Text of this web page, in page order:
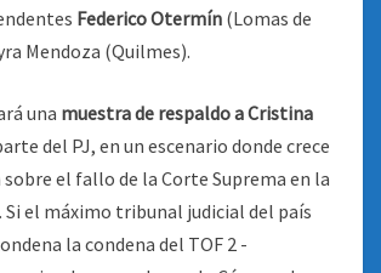
Federico Otermín (Lomas de
Mendoza (Quilmes).
una muestra de respaldo a Cristina
del PJ, en un escenario donde crece
el fallo de la Corte Suprema en la
Si el máximo tribunal judicial del país
la condena del TOF 2 -